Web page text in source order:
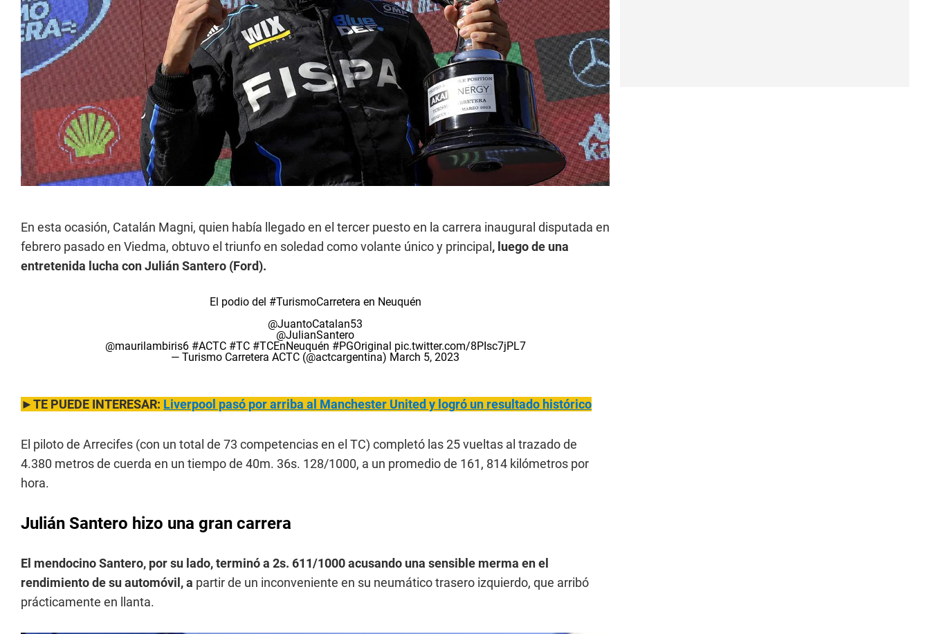
En esta ocasión, Catalán Magni, quien había llegado en el tercer puesto en la carrera inaugural disputada en
febrero pasado en Viedma, obtuvo el triunfo en soledad como volante único y principal , luego de una
entretenida lucha con Julián Santero (Ford).
El podio del #TurismoCarretera en Neuquén
@JuantoCatalan53
@JulianSantero
@maurilambiris6 #ACTC #TC #TCEnNeuquén #PGOriginal pic.twitter.com/8PIsc7jPL7
— Turismo Carretera ACTC (@actcargentina) March 5, 2023
►TE PUEDE INTERESAR: Liverpool pasó por arriba al Manchester United y logró un resultado histórico
El piloto de Arrecifes (con un total de 73 competencias en el TC) completó las 25 vueltas al trazado de
4.380 metros de cuerda en un tiempo de 40m. 36s. 128/1000, a un promedio de 161, 814 kilómetros por
hora.
Julián Santero hizo una gran carrera
El mendocino Santero, por su lado, terminó a 2s. 611/1000 acusando una sensible merma en el
rendimiento de su automóvil, a partir de un inconveniente en su neumático trasero izquierdo, que arribó
prácticamente en llanta.